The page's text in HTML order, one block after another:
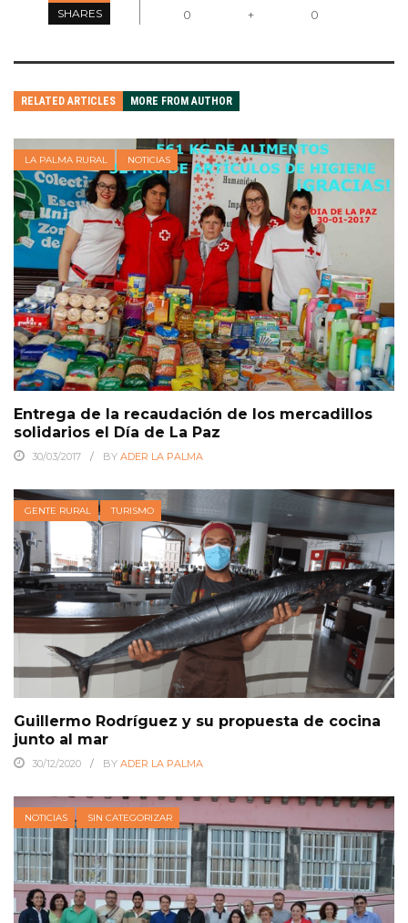
SHARES 0 + 0
RELATED ARTICLES MORE FROM AUTHOR
LA PALMA RURAL NOTICIAS
Entrega de la recaudación de los mercadillos
solidarios el Día de La Paz
30/03/2017 BY ADER LA PALMA
GENTE RURAL TURISMO
Guillermo Rodríguez y su propuesta de cocina
junto al mar
30/12/2020 BY ADER LA PALMA
NOTICIAS SIN CATEGORIZAR